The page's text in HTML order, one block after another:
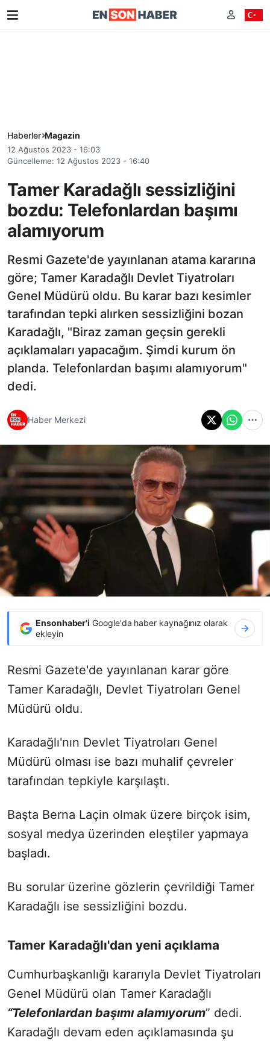
Haberler Magazin
12 Ağustos 2023 - 16:03
Güncelleme: 12 Ağustos 2023 - 16:40
Tamer Karadağlı sessizliğini
bozdu: Telefonlardan başımı
alamıyorum
Resmi Gazete'de yayınlanan atama kararına
göre; Tamer Karadağlı Devlet Tiyatroları
Genel Müdürü oldu. Bu karar bazı kesimler
tarafından tepki alırken sessizliğini bozan
Karadağlı, "Biraz zaman geçsin gerekli
açıklamaları yapacağım. Şimdi kurum ön
planda. Telefonlardan başımı alamıyorum"
dedi.
Haber Merkezi
Ensonhaber'i Google'da haber kaynağınız olarak
ekleyin
Resmi Gazete'de yayınlanan karar göre
Tamer Karadağlı, Devlet Tiyatroları Genel
Müdürü oldu.
Karadağlı'nın Devlet Tiyatroları Genel
Müdürü olması ise bazı muhalif çevreler
tarafından tepkiyle karşılaştı.
Başta Berna Laçin olmak üzere birçok isim,
sosyal medya üzerinden eleştiler yapmaya
başladı.
Bu sorular üzerine gözlerin çevrildiği Tamer
Karadağlı ise sessizliğini bozdu.
Tamer Karadağlı'dan yeni açıklama
Cumhurbaşkanlığı kararıyla Devlet Tiyatroları
Genel Müdürü olan Tamer Karadağlı
“Telefonlardan başımı alamıyorum” dedi.
Karadağlı devam eden açıklamasında şu